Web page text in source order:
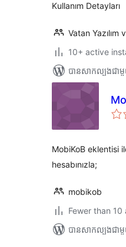
Kullanım Detayları
Vatan Yazılım
10+ active
បាន​សាកល្បង​ជា
MobiKoB eklentisi
hesabınızla;
mobikob
Fewer than
បាន​សាកល្បង​ជា